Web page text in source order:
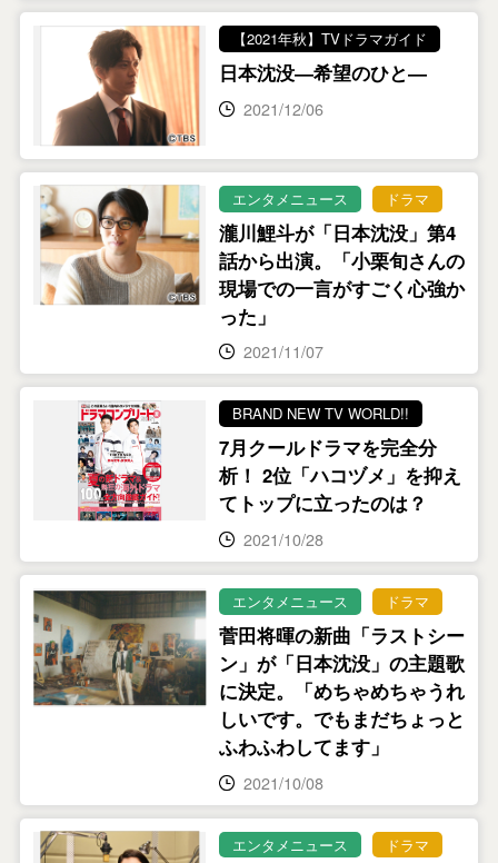
【2021年秋】TVドラマガイド
日本沈没―希望のひと―
2021/12/06
エンタメニュース ドラマ
瀧川鯉斗が「日本沈没」第4
話から出演。「小栗旬さんの
現場での一言がすごく心強か
った」
2021/11/07
BRAND NEW TV WORLD!!
7月クールドラマを完全分
析！ 2位「ハコヅメ」を抑え
てトップに立ったのは？
2021/10/28
エンタメニュース ドラマ
菅田将暉の新曲「ラストシー
ン」が「日本沈没」の主題歌
に決定。「めちゃめちゃうれ
しいです。でもまだちょっと
ふわふわしてます」
2021/10/08
エンタメニュース ドラマ